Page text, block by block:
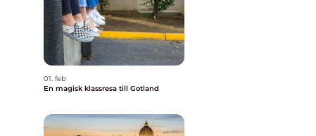
01. feb
En magisk klassresa till Gotland